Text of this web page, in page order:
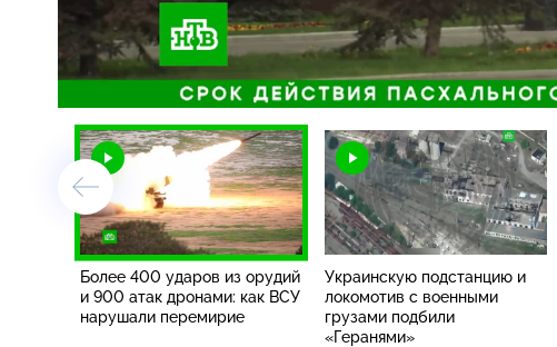
/
Более 400 ударов из орудий
и 900 атак дронами: как ВСУ
нарушали перемирие
Украинскую подстанцию и
локомотив с военными
грузами подбили
«Геранями»